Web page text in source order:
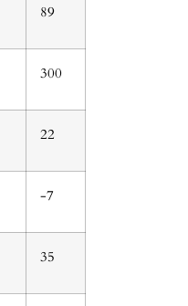
89
300
22
-7
35